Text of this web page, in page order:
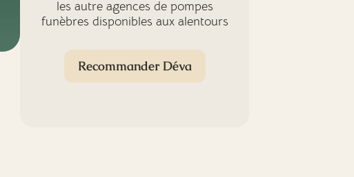
les autre agences de pompes
funèbres disponibles aux alentours
Recommander Déva